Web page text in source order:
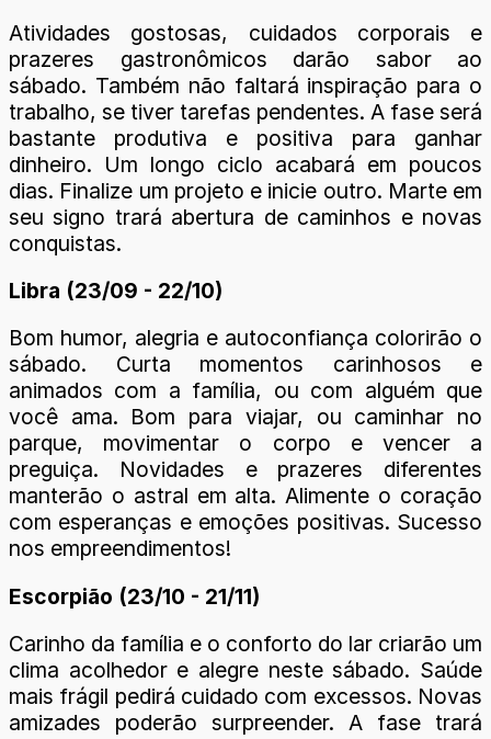
Atividades gostosas, cuidados corporais e
prazeres gastronômicos darão sabor ao
sábado. Também não faltará inspiração para o
trabalho, se tiver tarefas pendentes. A fase será
bastante produtiva e positiva para ganhar
dinheiro. Um longo ciclo acabará em poucos
dias. Finalize um projeto e inicie outro. Marte em
seu signo trará abertura de caminhos e novas
conquistas.
Libra (23/09 - 22/10)
Bom humor, alegria e autoconfiança colorirão o
sábado. Curta momentos carinhosos e
animados com a família, ou com alguém que
você ama. Bom para viajar, ou caminhar no
parque, movimentar o corpo e vencer a
preguiça. Novidades e prazeres diferentes
manterão o astral em alta. Alimente o coração
com esperanças e emoções positivas. Sucesso
nos empreendimentos!
Escorpião (23/10 - 21/11)
Carinho da família e o conforto do lar criarão um
clima acolhedor e alegre neste sábado. Saúde
mais frágil pedirá cuidado com excessos. Novas
amizades poderão surpreender. A fase trará